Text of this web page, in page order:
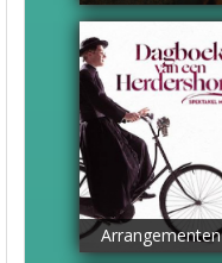
Arrangementen